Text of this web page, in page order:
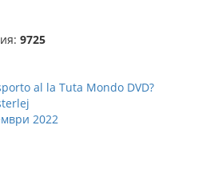
9725
al la Tuta Mondo DVD?
2022